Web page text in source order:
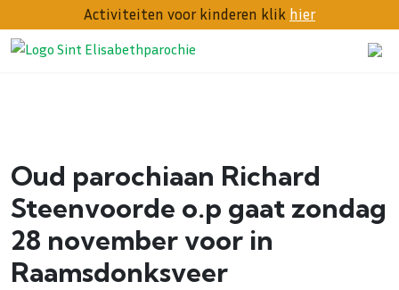
Activiteiten voor kinderen klik hier
Oud parochiaan Richard
Steenvoorde o.p gaat zondag
28 november voor in
Raamsdonksveer